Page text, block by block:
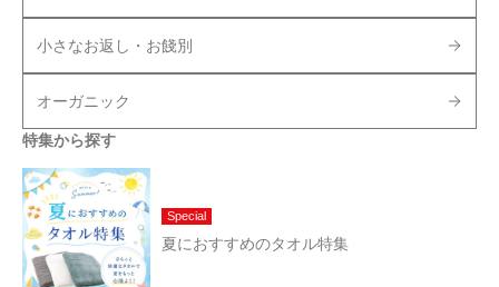
小さなお返し・お餞別
オーガニック
特集から探す
Special
夏におすすめのタオル特集